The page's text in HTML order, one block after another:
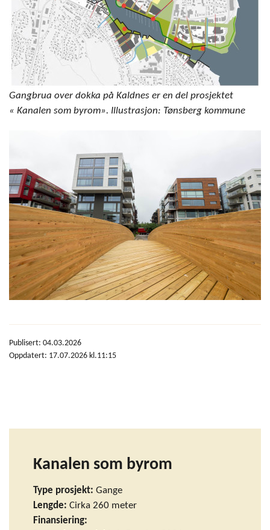
Gangbrua over dokka på Kaldnes er en del prosjektet
« Kanalen som byrom». Illustrasjon: Tønsberg kommune
Publisert: 04.03.2026
Oppdatert: 17.07.2026 kl.11:15
Kanalen som byrom
Type prosjekt: Gange
Lengde: Cirka 260 meter
Finansiering: